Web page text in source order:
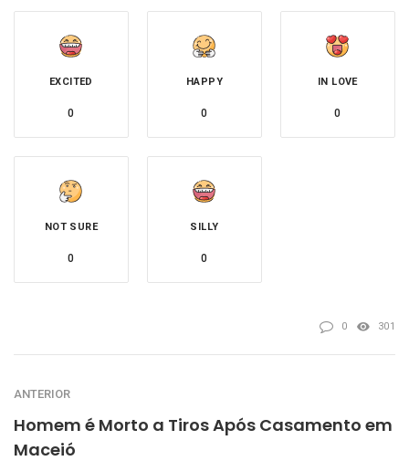
EXCITED
0
HAPPY
0
IN LOVE
0
NOT SURE
0
SILLY
0
0 301
ANTERIOR
Homem é Morto a Tiros Após Casamento em
Maceió